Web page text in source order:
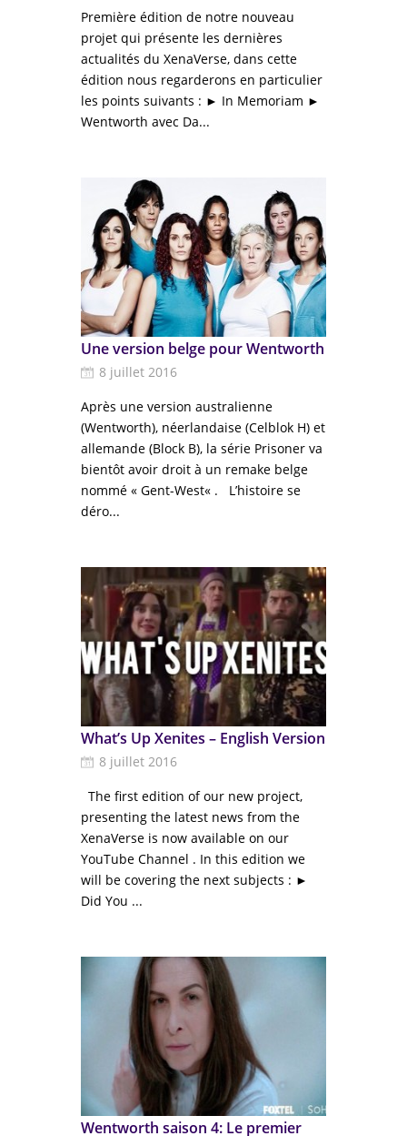
Première édition de notre nouveau
projet qui présente les dernières
actualités du XenaVerse, dans cette
édition nous regarderons en particulier
les points suivants : ► In Memoriam ►
Wentworth avec Da...
Une version belge pour Wentworth
8 juillet 2016
Après une version australienne
(Wentworth), néerlandaise (Celblok H) et
allemande (Block B), la série Prisoner va
bientôt avoir droit à un remake belge
nommé « Gent-West« . L’histoire se
déro...
What’s Up Xenites – English Version
8 juillet 2016
The first edition of our new project,
presenting the latest news from the
XenaVerse is now available on our
YouTube Channel . In this edition we
will be covering the next subjects : ►
Did You ...
Wentworth saison 4: Le premier